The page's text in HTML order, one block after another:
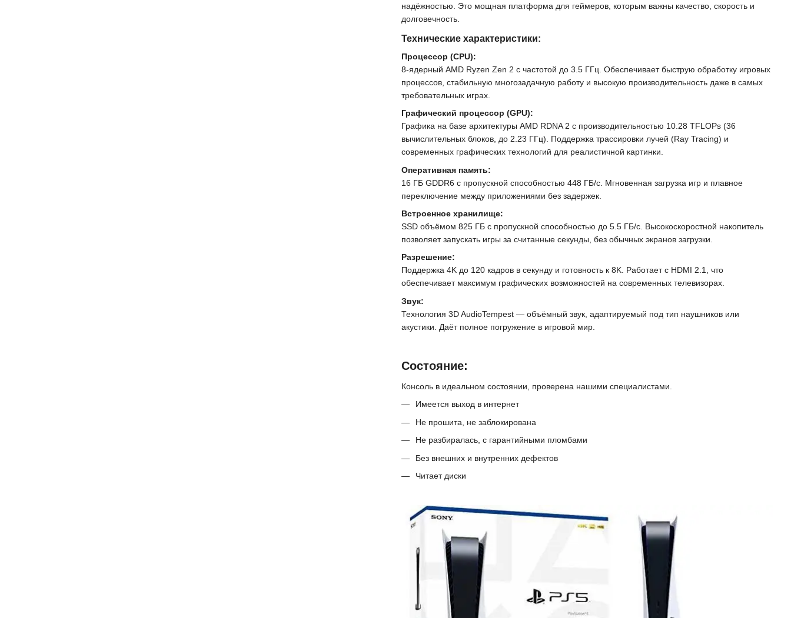
надёжностью. Это мощная платформа для геймеров, которым важны качество, скорость и
долговечность.
Технические характеристики:
Процессор (CPU):
8-ядерный AMD Ryzen Zen 2 с частотой до 3.5 ГГц. Обеспечивает быструю обработку игровых
процессов, стабильную многозадачную работу и высокую производительность даже в самых
требовательных играх.
Графический процессор (GPU):
Графика на базе архитектуры AMD RDNA 2 с производительностью 10.28 TFLOPs (36
вычислительных блоков, до 2.23 ГГц). Поддержка трассировки лучей (Ray Tracing) и
современных графических технологий для реалистичной картинки.
Оперативная память:
16 ГБ GDDR6 с пропускной способностью 448 ГБ/с. Мгновенная загрузка игр и плавное
переключение между приложениями без задержек.
Встроенное хранилище:
SSD объёмом 825 ГБ с пропускной способностью до 5.5 ГБ/с. Высокоскоростной накопитель
позволяет запускать игры за считанные секунды, без обычных экранов загрузки.
Разрешение:
Поддержка 4K до 120 кадров в секунду и готовность к 8K. Работает с HDMI 2.1, что
обеспечивает максимум графических возможностей на современных телевизорах.
Звук:
Технология 3D AudioTempest — объёмный звук, адаптируемый под тип наушников или
акустики. Даёт полное погружение в игровой мир.
Состояние:
Консоль в идеальном состоянии, проверена нашими специалистами.
Имеется выход в интернет
Не прошита, не заблокирована
Не разбиралась, с гарантийными пломбами
Без внешних и внутренних дефектов
Читает диски